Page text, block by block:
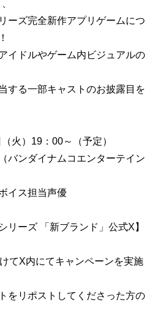
ーズ完全新作アプリゲームにつ
イドルやゲーム内ビジュアルの
する一部キャストのお披露目を
火）19：00～（予定）
バンダイナムコエンターテイン
担当声優
リーズ 「新ブランド」公式X】
てX内にてキャンペーンを実施
をリポストしてくださった方の